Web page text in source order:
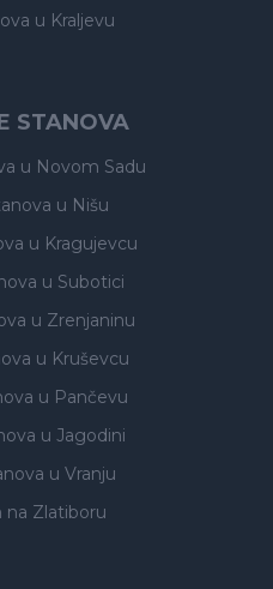
u Kraljevu
STANOVA
u Novom Sadu
u Nišu
u Kragujevcu
u Subotici
u Zrenjaninu
u Kruševcu
u Pančevu
u Jagodini
u Vranju
na Zlatiboru